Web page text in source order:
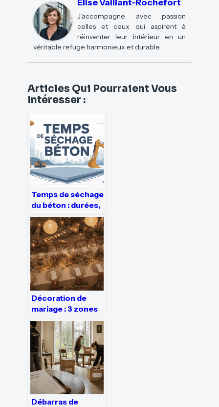
Élise Vaillant-Rochefort
J’accompagne avec passion
celles et ceux qui aspirent à
réinventer leur intérieur en un
véritable refuge harmonieux et durable.
Articles Qui Pourraient Vous
Intéresser :
Temps de séchage
du béton : durées,
étapes et erreurs à
éviter
Décoration de
mariage : 3 zones
stratégiques et 5
accessoires pour
transformer votre
lieu de réception
Débarras de